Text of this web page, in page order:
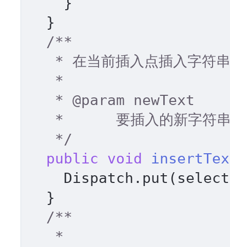
/**
   *
@param newText
   */
public
void
/**